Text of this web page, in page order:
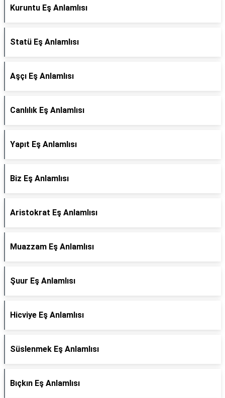
Kuruntu Eş Anlamlısı
Statü Eş Anlamlısı
Aşçı Eş Anlamlısı
Canlılık Eş Anlamlısı
Yapıt Eş Anlamlısı
Biz Eş Anlamlısı
Aristokrat Eş Anlamlısı
Muazzam Eş Anlamlısı
Şuur Eş Anlamlısı
Hicviye Eş Anlamlısı
Süslenmek Eş Anlamlısı
Bıçkın Eş Anlamlısı